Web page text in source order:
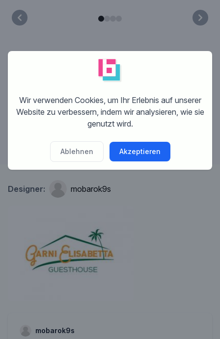
Wie funktioniert Brandsupply?
Designer: mobarok9s
mobarok9s
Wir verwenden Cookies, um Ihr Erlebnis auf unserer
Website zu verbessern, indem wir analysieren, wie sie
genutzt wird.
Ablehnen Akzeptieren